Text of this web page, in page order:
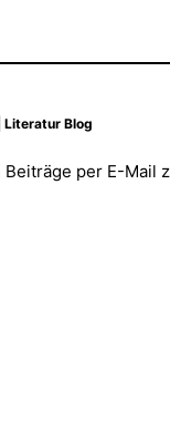
Literatur Blog
per E-Mail